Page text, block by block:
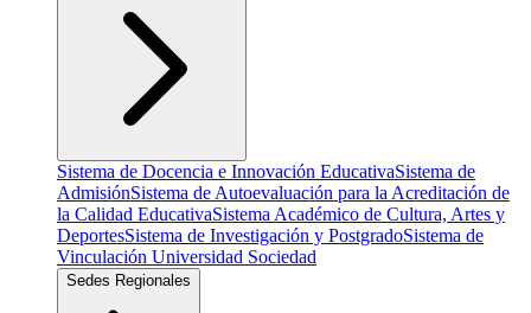
Sistema de Docencia e Innovación EducativaSistema de
AdmisiónSistema de Autoevaluación para la Acreditación de
la Calidad EducativaSistema Académico de Cultura, Artes y
DeportesSistema de Investigación y PostgradoSistema de
Vinculación Universidad Sociedad
Sedes Regionales